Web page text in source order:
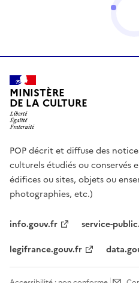
MINISTÈRE
DE LA CULTURE
POP décrit et diffuse des
culturels étudiés ou conservés
édifices ou sites, objets ou
photographies, etc.)
info.gouv.fr
service-
legifrance.gouv.fr